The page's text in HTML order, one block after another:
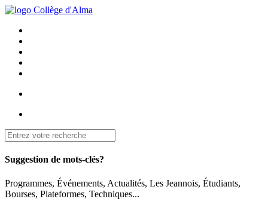
Suggestion de mots-clés?
Programmes, Événements, Actualités, Les Jeannois, Étudiants,
Bourses, Plateformes, Techniques...